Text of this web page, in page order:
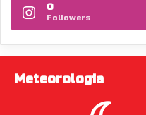
0
Followers
Meteorologia